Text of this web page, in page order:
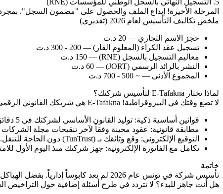
5. التسجيل النهائي بالسجل الوطني للمؤسسات (RNE)
المرحلة الأخيرة! إيداع الملف والحصول على "مضمون السجل".
ملخص تكاليف التأسيس لعام 2026 (تقديري)
حجز الاسم التجاري — 20 د.ت
تسجيل عقد الكراء (المعلوم القار) — 200 - 300 د.ت
معاليم التسجيل بالسجل (RNE) — 150 د.ت
النشر بالرائد الرسمي (JORT) — 60 د.ت
المجموع الأدنى — ~ 500 - 700 د.ت
لماذا تختار E-Tafakna لتأسيس شركتك؟
لا تضع وقتك في البيروقراطية! E-Tafakna هي شريكك القانوني الرقمي في تونس:
قوانين أساسية ذكية: توليد القانون الأساسي لشركتك في 5 دقائق.
مطابقة قانونية: عقود محينة وفقاً لآخر تنقيحات مجلة الشركات
التوقيع الإلكتروني: وقع وثائقك بـ (TunTrust) دون الحاجة للتنقل.
تكامل مع الفاتورة الإلكترونية: جهز شركتك منذ اليوم الأول
خاتمة
تأسيس شركة في تونس عام 2026 لم يعد كابوساً إدارياً. بفضل الهياكل القانونية الواضحة والأدوات الرقمية مثل E-Tafakna، يمكنك التركيز على نمو مشروعك وترك التعقيدات القانونية للمختصين.
هل أنت جاهز للبدء؟ لا تتردد في طرح أسئلة إضافية حول التراخيص